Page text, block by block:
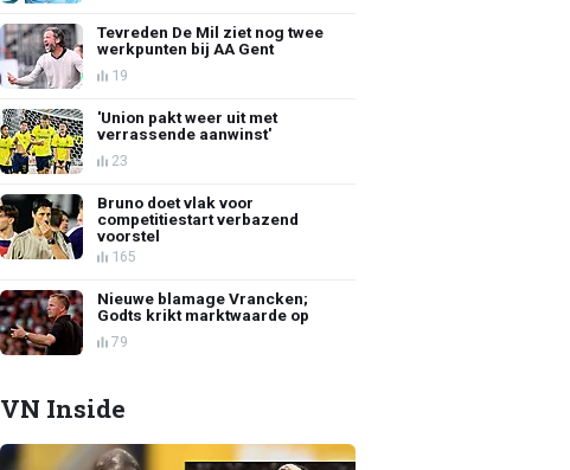
Tevreden De Mil ziet nog twee
werkpunten bij AA Gent
19
'Union pakt weer uit met
verrassende aanwinst'
23
Bruno doet vlak voor
competitiestart verbazend
voorstel
165
Nieuwe blamage Vrancken;
Godts krikt marktwaarde op
79
VN Inside